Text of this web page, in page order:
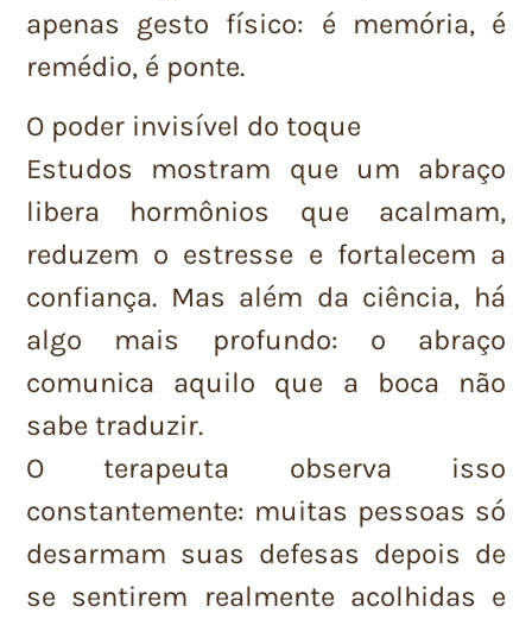
apenas gesto físico: é memória, é
remédio, é ponte.
O poder invisível do toque
Estudos mostram que um abraço
libera hormônios que acalmam,
reduzem o estresse e fortalecem a
confiança. Mas além da ciência, há
algo mais profundo: o abraço
comunica aquilo que a boca não
sabe traduzir.
O terapeuta observa isso
constantemente: muitas pessoas só
desarmam suas defesas depois de
se sentirem realmente acolhidas e